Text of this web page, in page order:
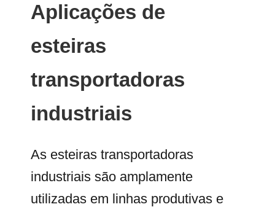
Aplicações de
esteiras
transportadoras
industriais
As esteiras transportadoras
industriais são amplamente
utilizadas em linhas produtivas e